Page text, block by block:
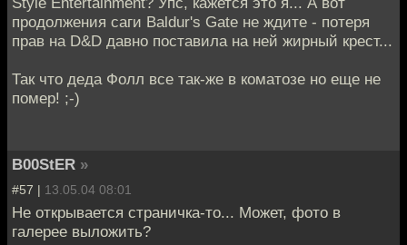
продолжения саги Baldur's Gate не ждите - потеря
прав на D&D давно поставила на ней жирный крест...
Так что деда Фолл все так-же в коматозе но еще не
помер! ;-)
B00StER »
#57 | 13.05.04 08:01
Не открывается страничка-то... Может, фото в
галерее выложить?